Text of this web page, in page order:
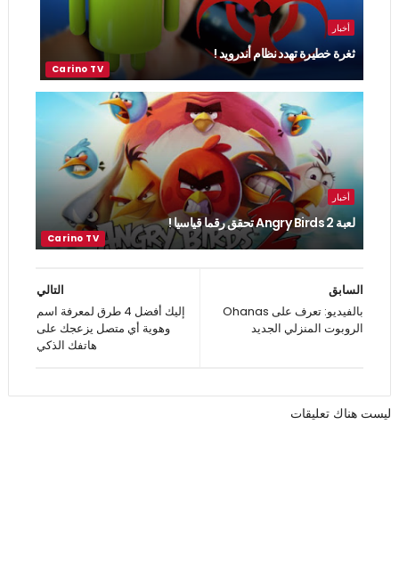
أخبار
ثغرة خطيرة تهدد نظام أندرويد !
أخبار
لعبة Angry Birds 2 تحقق رقما قياسيا !
التالي
إليك أفضل 4 طرق لمعرفة اسم
وهوية أي متصل يزعجك على
هاتفك الذكي
السابق
بالفيديو: تعرف على Ohanas
الروبوت المنزلي الجديد
ليست هناك تعليقات